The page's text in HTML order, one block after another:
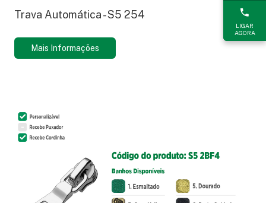
Trava Automática - S5 254
Mais Informações
LIGAR
AGORA